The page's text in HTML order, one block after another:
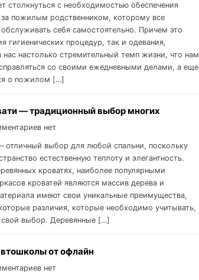
столкнуться с необходимостью обеспечения
за пожилым родственником, которому все
себя самостоятельно. Причем это
гигиенических процедур, так и одевания,
нас настолько стремительный темп жизни, что нам
со своими ежедневными делами, а еще
о пожилом […]
— традиционный выбор многих
нет
отличный выбор для любой спальни, поскольку
естественную теплоту и элегантность.
кроватях, наиболее популярными
кроватей являются массив дерева и
имеют свои уникальные преимущества,
различия, которые необходимо учитывать,
выбор. Деревянные […]
от офлайн
нет